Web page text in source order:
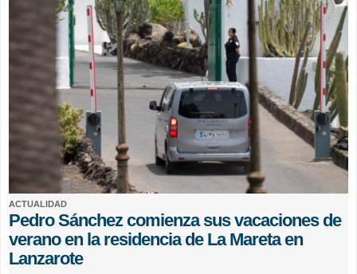
ACTUALIDAD
Pedro Sánchez comienza sus vacaciones de
verano en la residencia de La Mareta en
Lanzarote